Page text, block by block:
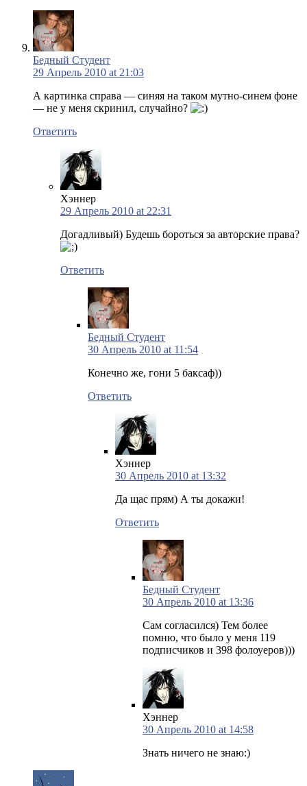
Бедный Студент
29 Апрель 2010 at 21:03
А картинка справа — синяя на таком мутно-синем фоне
— не у меня скринил, случайно?
Ответить
Хэннер
29 Апрель 2010 at 22:31
Догадливый) Будешь бороться за авторские права?
Ответить
Бедный Студент
30 Апрель 2010 at 11:54
Конечно же, гони 5 баксаф))
Ответить
Хэннер
30 Апрель 2010 at 13:32
Да щас прям) А ты докажи!
Ответить
Бедный Студент
30 Апрель 2010 at 13:36
Сам согласился) Тем более
помню, что было у меня 119
подписчиков и 398 фолоуеров)))
Хэннер
30 Апрель 2010 at 14:58
Знать ничего не знаю:)